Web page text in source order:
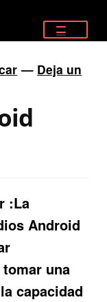
— Deja un
:La
Android
una
capacidad